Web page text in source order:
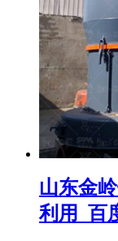
山东金
利用_百